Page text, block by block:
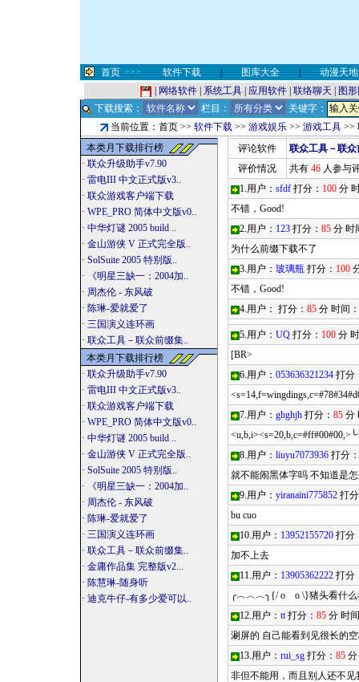
首页 >>> 软件下载 | 图库大全 |
动漫天地
网络软件 系统工具 应用软件 联络聊天
图
下载搜索：
栏目：
关键字：
当前位置：首页 >> 软件下载 >> 游戏娱乐 >> 游戏工具 >>
本类月下载排行榜
· 联众升级助手v7.90
· 雷电III 中文正式版v3..
· 联众游戏客户端下载
· WPE_PRO 简体中文版v0..
· 中华灯谜 2005 build ..
· 金山游侠 V 正式完全版..
· SolSuite 2005 特别版..
·
《明星三缺一：2004加..
· 周杰伦 - 东风破
· 陈琳-爱就爱了
· 三国演义连环画
· 联众工具－联众前缀集..
本类月下载排行榜
· 联众升级助手v7.90
· 雷电III 中文正式版v3..
· 联众游戏客户端下载
· WPE_PRO 简体中文版v0..
· 中华灯谜 2005 build ..
· 金山游侠 V 正式完全版..
· SolSuite 2005 特别版..
·
《明星三缺一：2004加..
· 周杰伦 - 东风破
· 陈琳-爱就爱了
· 三国演义连环画
· 联众工具－联众前缀集..
· 金庸作品集 完整版v2...
· 陈慧琳-随身听
· 迪克牛仔-有多少爱可以..
评论软件
联众工具－联众
评价情况
共有 46 人参与
1.用户： sfdf 打分： 100 分
不错，Good!
2.用户： 123 打分： 85 分 时
为什么前缀下载不了
3.用户： 玻璃瓶 打分： 100
不错，Good!
4.用户： 打分： 85 分 时间：
5.用户： UQ 打分： 100 分
[BR>
6.用户： 053636321234 打分
7.用户： ghghjh 打分： 85 分
8.用户： liuyu7073936 打分：
就不能闹黑体字吗 不知道是
9.用户： yiranaini775852 打
bu cuo
10.用户： 13952155720 打分
加不上去
11.用户： 13905362222 打分
╭︿︿︿╮ {/ o o \}猪头看
12.用户： tt打分： 85 分 时
涮屏的 自己能看到见很长的
13.用户： rui_sg 打分： 85
非但不能用，而且别人还不见